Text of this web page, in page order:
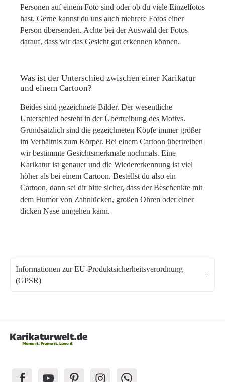
Personen auf einem Foto sind oder ob du viele Einzelfotos
hast. Gerne kannst du uns auch mehrere Fotos einer
Person übersenden. Achte bei der Auswahl der Fotos
darauf, dass wir das Gesicht gut erkennen können.
Was ist der Unterschied zwischen einer Karikatur
und einem Cartoon?
Beides sind gezeichnete Bilder. Der wesentliche
Unterschied besteht in der Übertreibung des Motivs.
Grundsätzlich sind die gezeichneten Köpfe immer größer
im Verhältnis zum Körper. Bei einem Cartoon übertreiben
wir bestimmte Gesichtsmerkmale nochmals. Eine
Karikatur ist genauer und die Wiedererkennung ist viel
höher als bei einem Cartoon. Bestellst du also ein
Cartoon, dann sei dir bitte sicher, dass der Beschenkte mit
dem Humor von Zahnlücken, großen Ohren oder einer
dicken Nase umgehen kann.
Informationen zur EU-Produktsicherheitsverordnung
(GPSR)